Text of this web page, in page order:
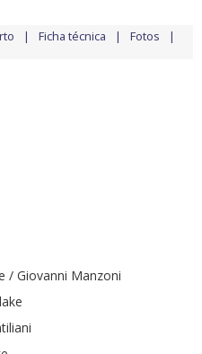
Ficha técnica Fotos
/ Giovanni Manzoni